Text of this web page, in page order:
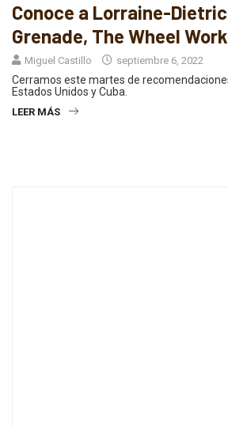
Conoce a Lorraine-
Grenade, The Wheel
Miguel Castillo septiembre 6, 2022
Cerramos este martes de
Estados Unidos y Cuba.
LEER MÁS